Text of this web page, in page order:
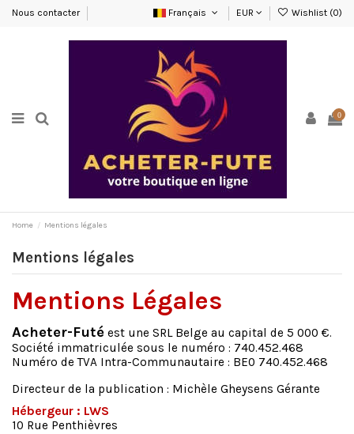
Nous contacter Français EUR Wishlist (0)
0
Home Mentions légales
Mentions légales
Mentions Légales
Acheter-Futé est une SRL Belge au capital de 5 000 €.
Société immatriculée sous le numéro : 740.452.468
Numéro de TVA Intra-Communautaire : BE0 740.452.468
Directeur de la publication : Michèle Gheysens Gérante
Hébergeur : LWS
10 Rue Penthièvres